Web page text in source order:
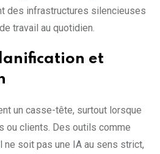
des infrastructures silencieuses
travail au quotidien.
et
un casse-tête, surtout lorsque
ou clients. Des outils comme
ne soit pas une IA au sens strict,